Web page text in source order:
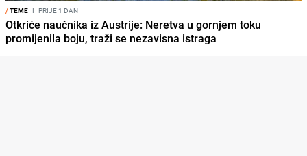
/TEME I PRIJE 1 DAN
Otkriće naučnika iz Austrije: Neretva u gornjem toku
promijenila boju, traži se nezavisna istraga